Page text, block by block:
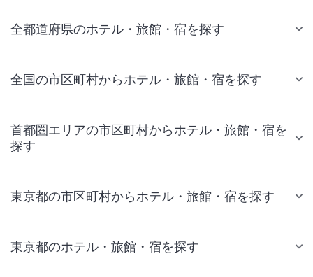
全都道府県のホテル・旅館・宿を探す
全国の市区町村からホテル・旅館・宿を探す
首都圏エリアの市区町村からホテル・旅館・宿を
探す
東京都の市区町村からホテル・旅館・宿を探す
東京都のホテル・旅館・宿を探す